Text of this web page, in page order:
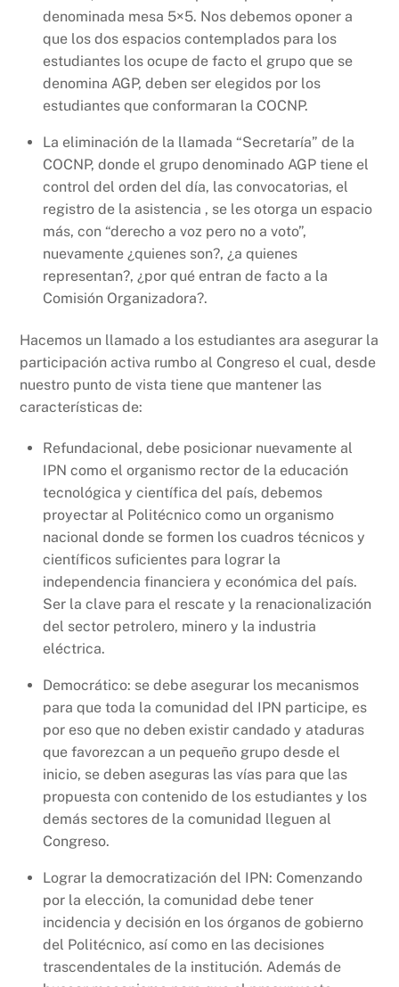
denominada mesa 5×5. Nos debemos oponer a
que los dos espacios contemplados para los
estudiantes los ocupe de facto el grupo que se
denomina AGP, deben ser elegidos por los
estudiantes que conformaran la COCNP.
La eliminación de la llamada “Secretaría” de la
COCNP, donde el grupo denominado AGP tiene el
control del orden del día, las convocatorias, el
registro de la asistencia , se les otorga un espacio
más, con “derecho a voz pero no a voto”,
nuevamente ¿quienes son?, ¿a quienes
representan?, ¿por qué entran de facto a la
Comisión Organizadora?.
Hacemos un llamado a los estudiantes ara asegurar la
participación activa rumbo al Congreso el cual, desde
nuestro punto de vista tiene que mantener las
características de:
Refundacional, debe posicionar nuevamente al
IPN como el organismo rector de la educación
tecnológica y científica del país, debemos
proyectar al Politécnico como un organismo
nacional donde se formen los cuadros técnicos y
científicos suficientes para lograr la
independencia financiera y económica del país.
Ser la clave para el rescate y la renacionalización
del sector petrolero, minero y la industria
eléctrica.
Democrático: se debe asegurar los mecanismos
para que toda la comunidad del IPN participe, es
por eso que no deben existir candado y ataduras
que favorezcan a un pequeño grupo desde el
inicio, se deben aseguras las vías para que las
propuesta con contenido de los estudiantes y los
demás sectores de la comunidad lleguen al
Congreso.
Lograr la democratización del IPN: Comenzando
por la elección, la comunidad debe tener
incidencia y decisión en los órganos de gobierno
del Politécnico, así como en las decisiones
trascendentales de la institución. Además de